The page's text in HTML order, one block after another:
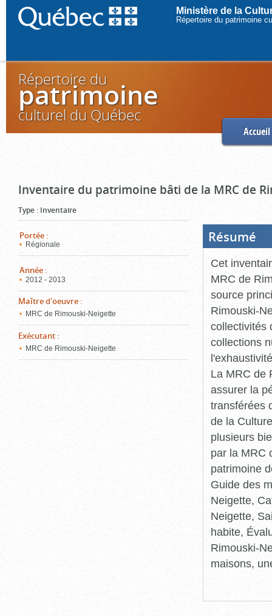
Ministère de la
Répertoire du patrimoine
Répertoire du
patrimoine
culturel du Québec
Accueil
Inventaire du patrimoine bâti de la MRC de
Type : Inventaire
Portée :
Régionale
Année :
2012 - 2013
Maître d'oeuvre :
MRC de Rimouski-Neigette
Exécutant :
MRC de Rimouski-Neigette
Résumé
Cet
MRC de
source
Rimouski-
collectivités
collections
La MRC de
assurer la
transférées
de la
plusieurs
par la MRC
patrimoine
Guide des
Neigette,
Neigette,
habite,
Rimouski-
maisons,